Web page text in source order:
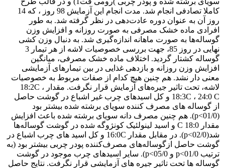
کاملا تصادفی انجام شد. مدت انجام این آزمایش 98 روز ، که 14
روز آن به عنوان دوره عادت‌دهی در نظر گرفته شد. به طور
افرادی ماده خشک مصرفی به صورت روزانه و افزایش وزن
گوساله‌ها به صورت ماهانه اندازه‌گیری شد. به دنبال وزن کشی
نهایی در روز 85، جهت بررسی خصوصیات لاشه از هر تیمار 3
گوساله کشتار گردید. اختلاف ماده خشک مصرفی، میانگین
افزایش وزن روزانه و بازدهی غذایی در بین تیمارهای آزمایشی
معنی دار نشد. هم چنین هیچ کدام از صفات مربوط به خصوصیات
لاشه، تحت تاثیر جیره‌های آزمایش قرار نگرفت. مقدار 18:2C ،
18:3C ، 24:0 C و کل اسید‌های چرب غیر اشباع در گوشت حاصل
از گوساله‌ های مصرف کننده سویای برشته شده بیشتر بود
(01/0>p). هم چنین مصرف دانه سویای برشته شده باعث افزایش
مقدار 18:0 C و اسید لینولئیک کونژوگه شده در گوشت گوساله‌ها
شد(02/0>p). در مقابل مقدار 16:0C و کل اسید های چرب اشباع در
گوشت حاصل ازگوساله‌های مصرف‌کننده پودر چربی بیشتر بود (به
ترتیب 01/0>p و 05/0>p). سایر اسیدهای چرب موجود در گوشت
گوساله ها تحت تاثیر جیره های آزمایشی قرار نگرفت. نتایج حاصل